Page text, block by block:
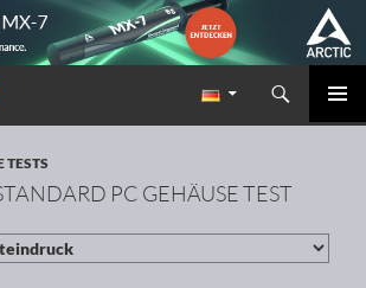
PC Hardware Portal
TESTS
PC GEHÄUSE TEST